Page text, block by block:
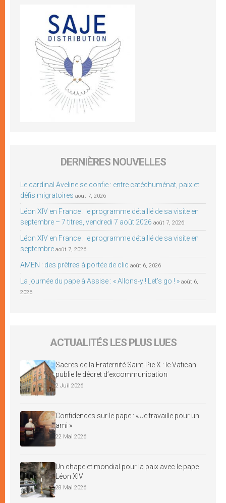
DERNIÈRES NOUVELLES
Le cardinal Aveline se confie : entre catéchuménat, paix et
défis migratoires août 7, 2026
Léon XIV en France : le programme détaillé de sa visite en
septembre – 7 titres, vendredi 7 août 2026 août 7, 2026
Léon XIV en France : le programme détaillé de sa visite en
septembre août 7, 2026
AMEN : des prêtres à portée de clic août 6, 2026
La journée du pape à Assise : « Allons-y ! Let’s go ! » août 6,
2026
ACTUALITÉS LES PLUS LUES
Sacres de la Fraternité Saint-Pie X : le Vatican
publie le décret d’excommunication
2 Juil 2026
Confidences sur le pape : « Je travaille pour un
ami »
22 Mai 2026
Un chapelet mondial pour la paix avec le pape
Léon XIV
28 Mai 2026